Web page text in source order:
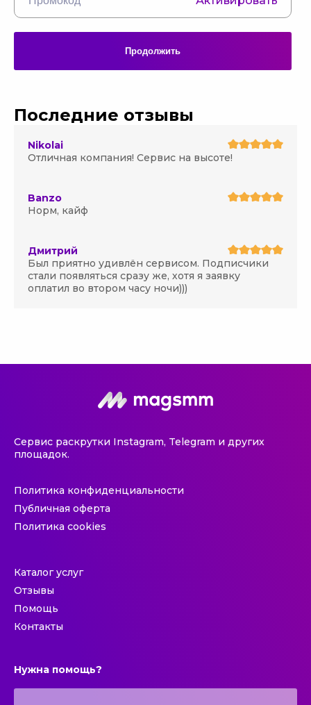
Продолжить
Последние отзывы
Nikolai
Отличная компания! Сервис на высоте!
Banzo
Норм, кайф
Дмитрий
Был приятно удивлён сервисом. Подписчики
стали появляться сразу же, хотя я заявку
оплатил во втором часу ночи)))
Сервис раскрутки Instagram, Telegram и других
площадок.
Политика конфиденциальности
Публичная оферта
Политика cookies
Каталог услуг
Отзывы
Помощь
Контакты
Нужна помощь?